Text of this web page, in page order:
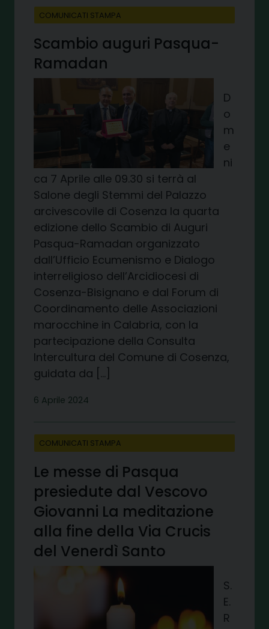
COMUNICATI STAMPA
Scambio auguri Pasqua-
Ramadan
D
o
m
e
ni
ca 7 Aprile alle 09.30 si terrà al
Salone degli Stemmi del Palazzo
arcivescovile di Cosenza la quarta
edizione dello Scambio di Auguri
Pasqua-Ramadan organizzato
dall’Ufficio Ecumenismo e Dialogo
interreligioso dell’Arcidiocesi di
Cosenza-Bisignano e dal Forum di
Coordinamento delle Associazioni
marocchine in Calabria, con la
partecipazione della Consulta
Intercultura del Comune di Cosenza,
guidata da […]
6 Aprile 2024
COMUNICATI STAMPA
Le messe di Pasqua
presiedute dal Vescovo
Giovanni La meditazione
alla fine della Via Crucis
del Venerdì Santo
S.
E.
R